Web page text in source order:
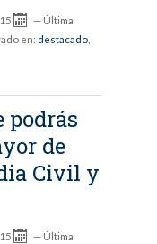
— Última
en: destacado,
podrás
de
Civil y
— Última